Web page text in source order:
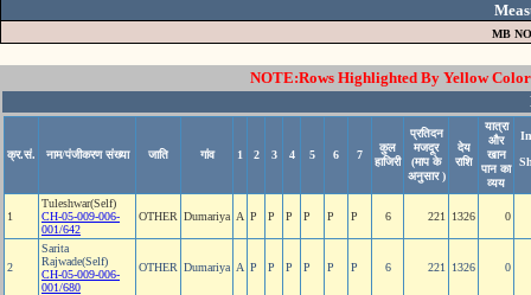
MB
NOTE:Rows Highlighted By Yellow
क्र.सं. नाम/पंजीकरण संख्या जाति गांव 1 2 3 4 5 6 7
कुल
हाजिरी
प्रतिदन
मजदूर
(माप के
अनुसार )
देय
राशि
यात्रा
और
खान
पान का
व्यय
1
Tuleshwar(Self)
CH-05-009-006-
001/642
OTHER Dumariya A P P P P P P 6 221 1326 0
2
Sarita
Rajwade(Self)
CH-05-009-006-
001/680
OTHER Dumariya A P P P P P P 6 221 1326 0